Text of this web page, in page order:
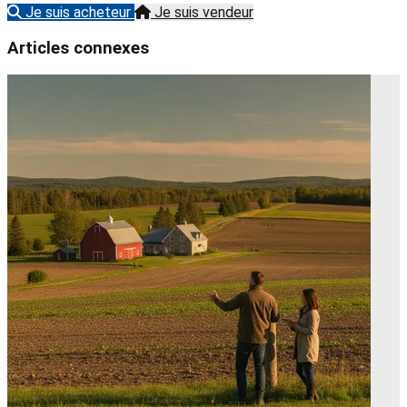
Je suis acheteur
Je suis vendeur
Articles connexes